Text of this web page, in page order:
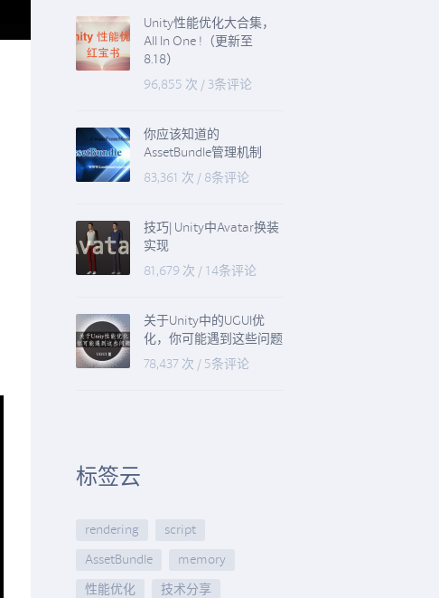
Unity性能优化大合集，
All In One !（更新至
8.18）
96,855 次 / 3条评论
你应该知道的
AssetBundle管理机制
83,361 次 / 8条评论
技巧| Unity中Avatar换装
实现
81,679 次 / 14条评论
关于Unity中的UGUI优
化，你可能遇到这些问题
78,437 次 / 5条评论
标签云
rendering
script
AssetBundle
memory
性能优化
技术分享